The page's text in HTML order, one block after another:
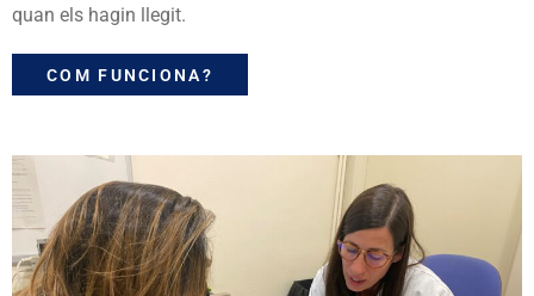
quan els hagin llegit.
COM FUNCIONA?